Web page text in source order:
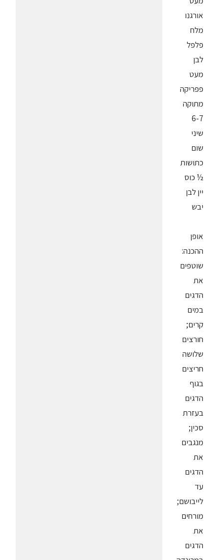
אורגנו
מלח
פלפל
לבן
מעט
פפריקה
מתוקה
6-7
שיני
שום
כתושות
½ כוס
יין לבן
יבש
אופן
ההכנה:
שוטפים
את
הדגים
במים
קרים;
חורצים
שלושה
חריצים
בגוף
הדגים
בעזרת
סכין;
מנגבים
את
הדגים
עד
לייבושם;
מורחים
את
הדגים